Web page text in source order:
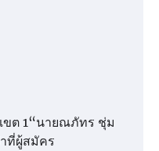
ขต 1“นายณภัทร ชุ่ม
ที่ผู้สมัคร